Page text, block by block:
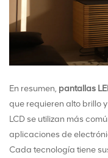
En resumen, pantallas
que requieren alto brillo
LCD se utilizan más
aplicaciones de
Cada tecnología tiene